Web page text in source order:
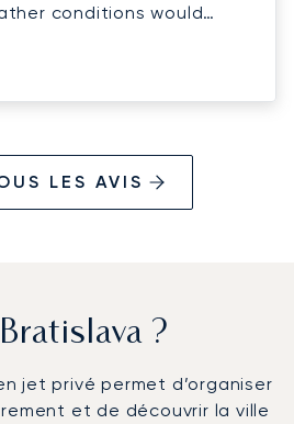
conditions would
from Saanen to
previous flights this
LES AVIS
?
jet privé permet d’organiser
et de découvrir la ville